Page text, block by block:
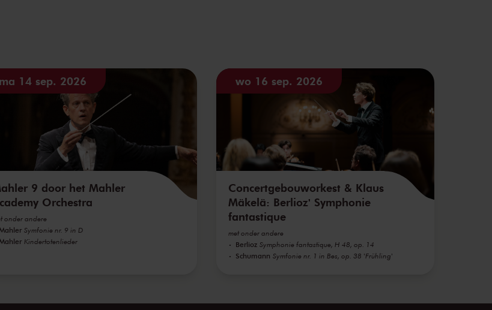
ma 14 sep. 2026
9 door het Mahler
Orchestra
onder andere
Symfonie nr. 9 in D
Kindertotenlieder
wo 16 sep. 2026
Concertgebouworkest & Klaus
Mäkelä: Berlioz' Symphonie
fantastique
met onder andere
Berlioz Symphonie fantastique, H 48, op. 14
Schumann Symfonie nr. 1 in Bes, op. 38 'Frühling'